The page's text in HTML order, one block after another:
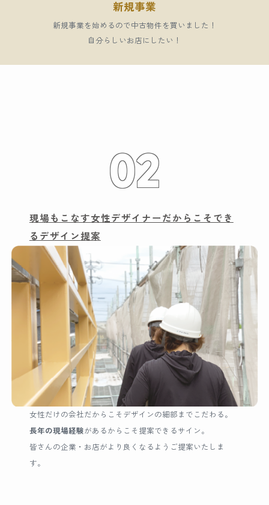
新規事業
新規事業を始めるので中古物件を買いました！
自分らしいお店にしたい！
02
現場もこなす女性デザイナーだから こそでき
るデザイン提案
女性だけの会社だからこそデザインの細部までこだわる。
長年の現場経験があるからこそ提案できるサイン。
皆さんの企業・お店がより良くなるようご提案いたしま
す。